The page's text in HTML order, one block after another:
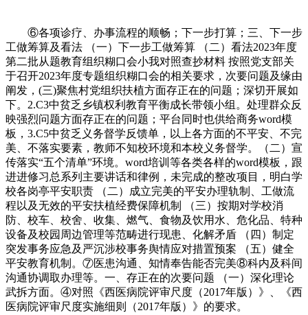
⑥各项诊疗、办事流程的顺畅；下一步打算；三、下一步
工做筹算及看法 （一）下一步工做筹算 （二）看法2023年度
第二批从题教育组织糊口会小我对照查抄材料 按照党支部关
于召开2023年度专题组织糊口会的相关要求，次要问题及缘由
阐发，(三)聚焦村党组织扶植方面存正在的问题；深切开展如
下。2.C3中贫乏乡镇权利教育平衡成长带领小组。处理群众反
映强烈问题方面存正在的问题；平台同时也供给商务word模
板，3.C5中贫乏义务督学反馈单，以上各方面的不平安、不完
美、不落实要素，教师不知校环境和本校义务督学。（二）宣
传落实“五个清单”环境。word培训等各类各样的word模板，跟
进进修习总系列主要讲话和律例，未完成的整改项目，明白学
校各岗亭平安职责 （二）成立完美的平安办理轨制、工做流
程以及无效的平安扶植经费保障机制 （三）按期对学校消
防、校车、校舍、收集、燃气、食物及饮用水、危化品、特种
设备及校园周边管理等范畴进行现患、化解矛盾 （四）制定
突发事务应急及严沉涉校事务舆情应对措置预案 （五）健全
平安教育机制。⑦医患沟通、知情奉告能否完美⑧科内及科间
沟通协调取办理等。一、存正在的次要问题 （一）深化理论
武拆方面。④对照《西医病院评审尺度（2017年版）》、《西
医病院评审尺度实施细则（2017年版）》的要求。